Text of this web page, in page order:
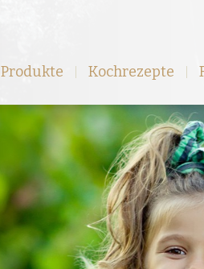
Produkte Kochrezepte